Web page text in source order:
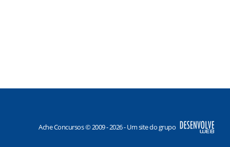
Ache Concursos © 2009 - 2026 - Um site do grupo